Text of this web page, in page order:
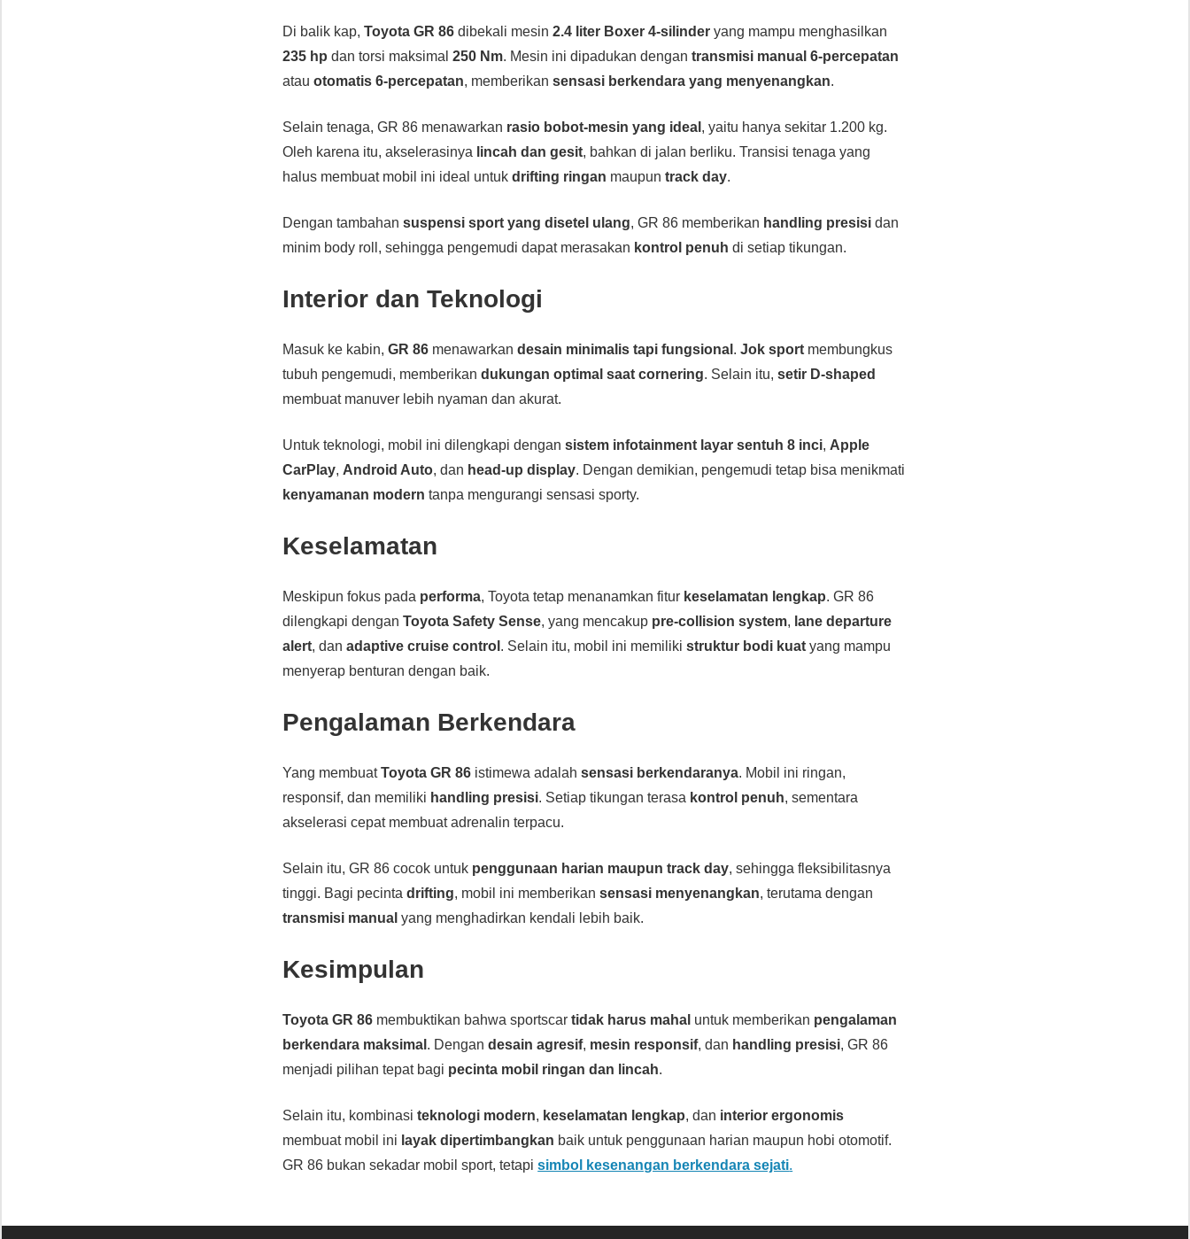
Di balik kap,Toyota GR 86 dibekali mesin2.4 liter Boxer 4-silinder yang mampu menghasilkan
235 hp dan torsi maksimal250 Nm. Mesin ini dipadukan dengantransmisi manual 6-percepatan
atauotomatis 6-percepatan, memberikansensasi berkendara yang menyenangkan.
Selain tenaga, GR 86 menawarkan rasio bobot-mesin yang ideal , yaitu hanya sekitar 1.200 kg.
Oleh karena itu, akselerasinya lincah dan gesit, bahkan di jalan berliku. Transisi tenaga yang
halus membuat mobil ini ideal untukdrifting ringan maupuntrack day.
Dengan tambahansuspensi sport yang disetel ulang, GR 86 memberikan handling presisi dan
minim body roll, sehingga pengemudi dapat merasakan kontrol penuh di setiap tikungan.
Interior dan Teknologi
Masuk ke kabin,GR 86 menawarkandesain minimalis tapi fungsional .Jok sport membungkus
tubuh pengemudi, memberikandukungan optimal saat cornering. Selain itu,setir D-shaped
membuat manuver lebih nyaman dan akurat.
Untuk teknologi, mobil ini dilengkapi dengansistem infotainment layar sentuh 8 inci, Apple
CarPlay, Android Auto, dan head-up display. Dengan demikian, pengemudi tetap bisa menikmati
kenyamanan modern tanpa mengurangi sensasi sporty.
Keselamatan
Meskipun fokus pada performa, Toyota tetap menanamkan fitur keselamatan lengkap. GR 86
dilengkapi denganToyota Safety Sense, yang mencakup pre-collision system, lane departure
alert, danadaptive cruise control . Selain itu, mobil ini memilikistruktur bodi kuat yang mampu
menyerap benturan dengan baik.
Pengalaman Berkendara
Yang membuatToyota GR 86 istimewa adalahsensasi berkendaranya. Mobil ini ringan,
responsif, dan memiliki handling presisi. Setiap tikungan terasa kontrol penuh, sementara
akselerasi cepat membuat adrenalin terpacu.
Selain itu, GR 86 cocok untuk penggunaan harian maupun track day, sehingga fleksibilitasnya
tinggi. Bagi pecintadrifting, mobil ini memberikansensasi menyenangkan, terutama dengan
transmisi manual yang menghadirkan kendali lebih baik.
Kesimpulan
Toyota GR 86 membuktikan bahwa sportscartidak harus mahal untuk memberikan pengalaman
berkendara maksimal . Dengandesain agresif, mesin responsif, dan handling presisi, GR 86
menjadi pilihan tepat bagi pecinta mobil ringan dan lincah.
Selain itu, kombinasiteknologi modern, keselamatan lengkap, dan interior ergonomis
membuat mobil ini layak dipertimbangkan baik untuk penggunaan harian maupun hobi otomotif.
GR 86 bukan sekadar mobil sport, tetapisimbol kesenangan berkendara sejati.